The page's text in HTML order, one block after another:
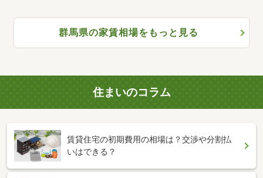
群馬県の家賃相場をもっと見る
住まいのコラム
賃貸住宅の初期費用の相場は？交渉や分割払
いはできる？